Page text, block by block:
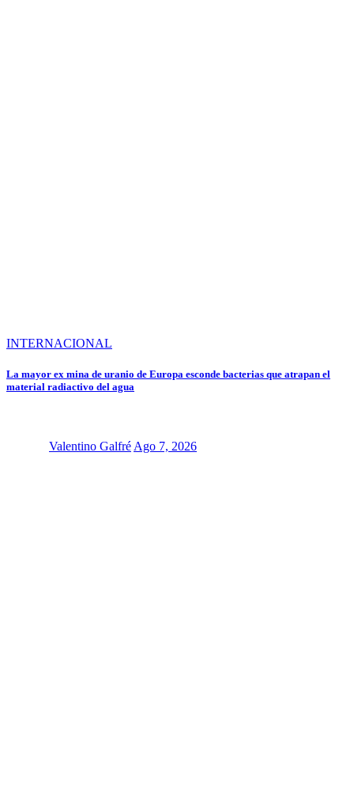
INTERNACIONAL
La mayor ex mina de uranio de Europa esconde bacterias que atrapan el
material radiactivo del agua
Valentino GalfréAgo 7, 2026